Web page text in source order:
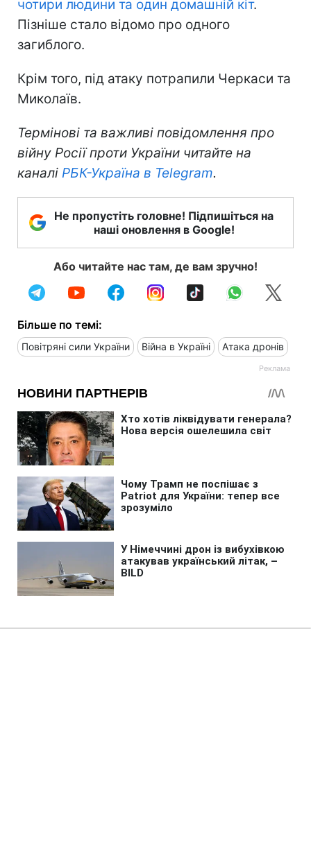
чотири людини та один домашній кіт.
Пізніше стало відомо про одного
загиблого.
Крім того, під атаку потрапили Черкаси та
Миколаїв.
Термінові та важливі повідомлення про
війну Росії проти України читайте на
каналі РБК-Україна в Telegram.
Не пропустіть головне! Підпишіться на
наші оновлення в Google!
Або читайте нас там, де вам зручно!
Більше по темі:
Повітряні сили України Війна в Україні Атака дронів